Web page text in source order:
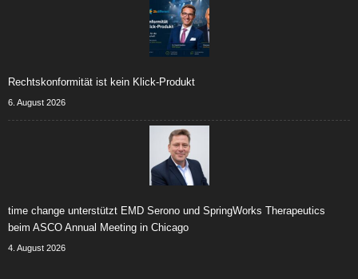
Rechtskonformität ist kein Klick-Produkt
6. August 2026
time change unterstützt EMD Serono und SpringWorks Therapeutics
beim ASCO Annual Meeting in Chicago
4. August 2026